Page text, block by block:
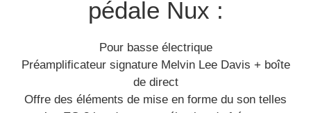
pédale Nux :
Pour basse électrique
Préamplificateur signature Melvin Lee Davis + boîte
de direct
Offre des éléments de mise en forme du son telles